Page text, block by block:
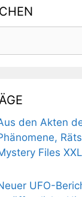
den Akten
Files
UFO-